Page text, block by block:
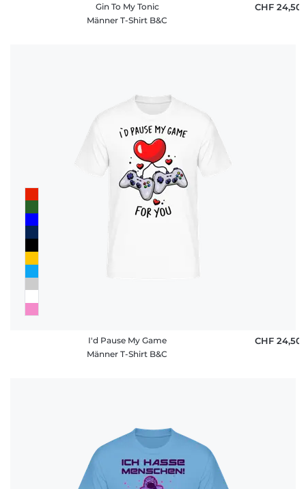
Gin To My Tonic
Männer T-Shirt B&C
CHF 24,50
I'd Pause My Game
Männer T-Shirt B&C
CHF 24,50